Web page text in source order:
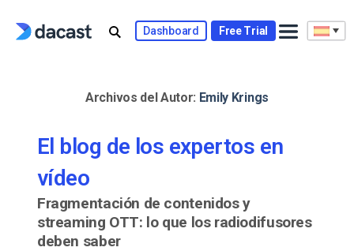
Dashboard Free Trial
Archivos del Autor: Emily Krings
El blog de los expertos en
vídeo
Fragmentación de contenidos y
streaming OTT: lo que los radiodifusores
deben saber